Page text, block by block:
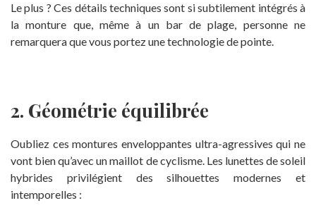
Le plus ? Ces détails techniques sont si subtilement intégrés à
la monture que, même à un bar de plage, personne ne
remarquera que vous portez une technologie de pointe.
2. Géométrie équilibrée
Oubliez ces montures enveloppantes ultra-agressives qui ne
vont bien qu’avec un maillot de cyclisme. Les lunettes de soleil
hybrides privilégient des silhouettes modernes et
intemporelles :